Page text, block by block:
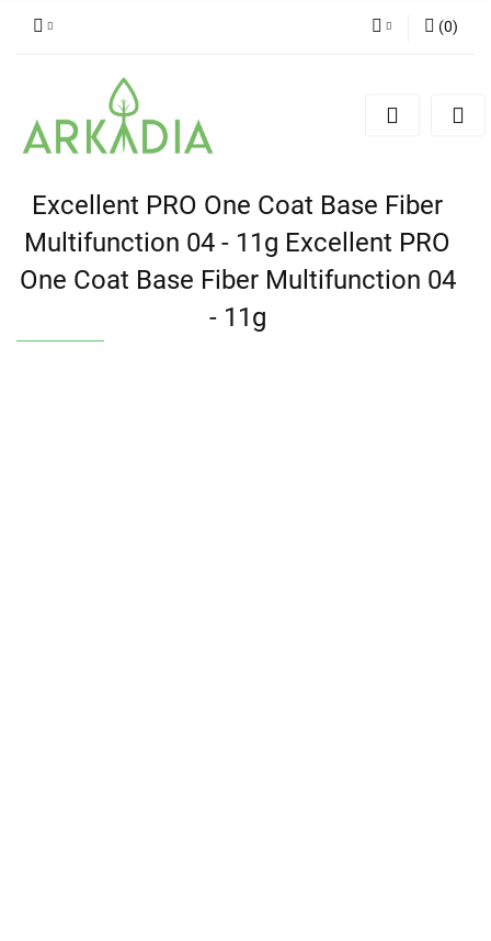
(0)
Excellent PRO One Coat Base Fiber
Multifunction 04 - 11g Excellent PRO
One Coat Base Fiber Multifunction 04
- 11g